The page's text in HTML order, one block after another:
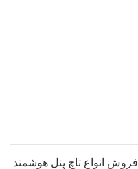
فروش انواع تاچ پنل هوشمند